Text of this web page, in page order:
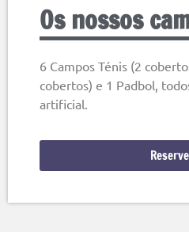
Os nossos
6 Campos Ténis (2
cobertos) e 1 Padbol,
artificial.